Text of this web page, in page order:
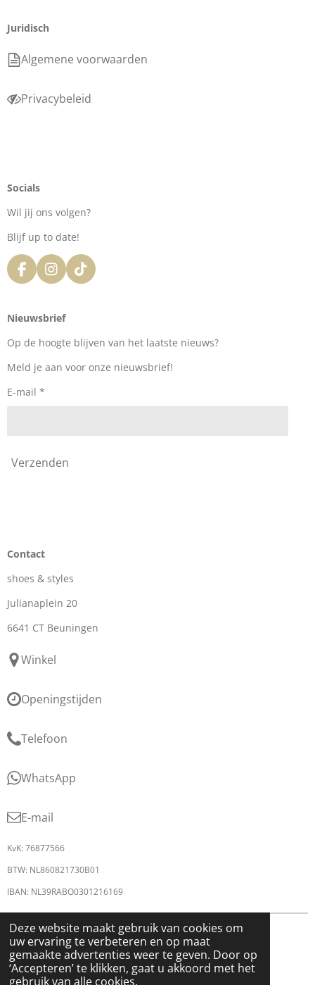
Deze website maakt gebruik van cookies om
uw ervaring te verbeteren en op maat
gemaakte advertenties weer te geven. Door op
‘Accepteren’ te klikken, gaat u akkoord met het
gebruik van alle cookies.
Juridisch
Algemene voorwaarden
Privacybeleid
Socials
Wil jij ons volgen?
Blijf up to date!
F
a
e
o
k
I
n
t
g
a
T
i
k
Nieuwsbrief
Op de hoogte blijven van het laatste nieuws?
Meld je aan voor onze nieuwsbrief!
E-mail *
Verzenden
Contact
shoes & styles
Julianaplein 20
6641 CT Beuningen
Winkel
Openingstijden
Telefoon
WhatsApp
E-mail
KvK: 76877566
BTW: NL860821730B01
IBAN: NL39RABO0301216169
© 2026 shoes & styles